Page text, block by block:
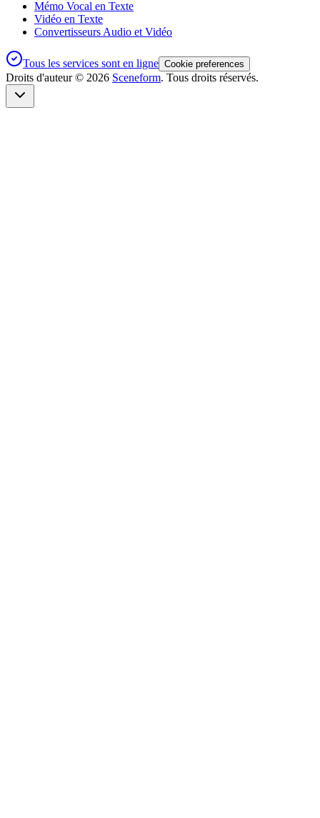
Mémo Vocal en Texte
Vidéo en Texte
Convertisseurs Audio et Vidéo
Tous les services sont en ligne Cookie preferences
Droits d'auteur © 2026 Sceneform. Tous droits réservés.